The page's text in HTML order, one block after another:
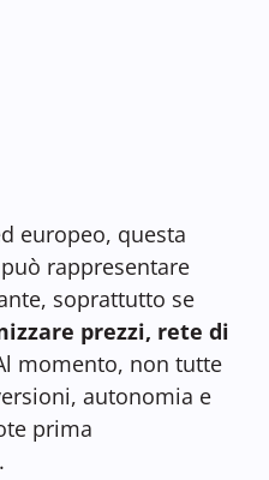
europeo, questa
rappresentare
soprattutto se
prezzi, rete di
momento, non tutte
autonomia e
prima